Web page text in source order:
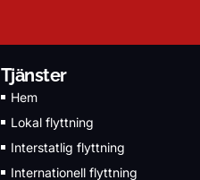
Tjänster
Hem
Lokal flyttning
Interstatlig flyttning
Internationell flyttning